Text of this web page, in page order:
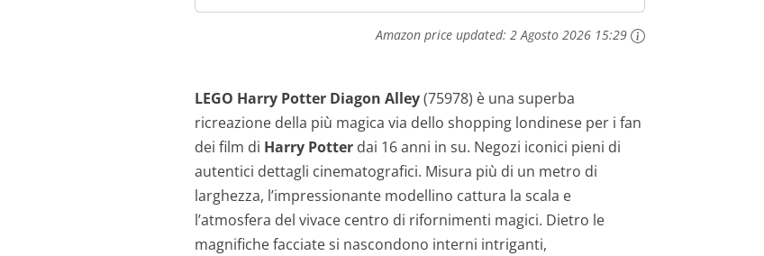
Amazon price updated: 2 Agosto 2026 15:29
LEGO Harry Potter Diagon Alley(75978) è una superba
ricreazione della più magica via dello shopping londinese per i fan
dei film di Harry Potterdai 16 anni in su. Negozi iconici pieni di
autentici dettagli cinematografici. Misura più di un metro di
larghezza, l’impressionante modellino cattura la scala e
l’atmosfera del vivace centro di rifornimenti magici. Dietro le
magnifiche facciate si nascondono interni intriganti,